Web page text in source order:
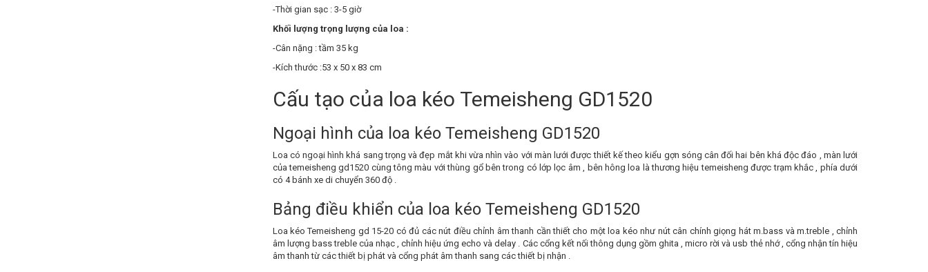
-Thời gian sạc : 3-5 giờ
Khối lượng trọng lượng của loa :
-Cân nặng : tầm 35 kg
-Kích thước :53 x 50 x 83 cm
Cấu tạo của loa kéo Temeisheng GD1520
Ngoại hình của loa kéo Temeisheng GD1520
Loa có ngoại hình khá sang trọng và đẹp mắt khi vừa nhìn vào với màn lưới được thiết kế theo kiểu gợn sóng cân đối hai bên khá độc đáo , màn lưới
của temeisheng gd1520 cùng tông màu với thùng gổ bên trong có lớp lọc âm , bên hông loa là thương hiệu temeisheng được trạm khắc , phía dưới
có 4 bánh xe di chuyển 360 độ .
Bảng điều khiển của loa kéo Temeisheng GD1520
Loa kéo Temeisheng gd 15-20 có đủ các nút điều chỉnh âm thanh cần thiết cho một loa kéo như nút cân chính giọng hát m.bass và m.treble , chỉnh
âm lượng bass treble của nhạc , chỉnh hiệu ứng echo và delay . Các cổng kết nối thông dụng gồm ghita , micro rời và usb thẻ nhớ , cổng nhận tín hiệu
âm thanh từ các thiết bị phát và cổng phát âm thanh sang các thiết bị nhận .